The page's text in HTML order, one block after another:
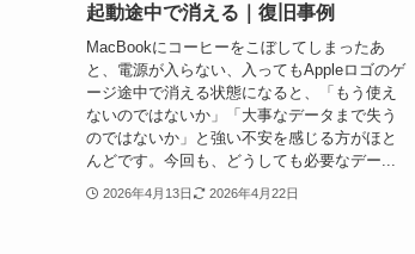
起動途中で消える｜復旧事例
MacBookにコーヒーをこぼしてしまったあ
と、電源が入らない、入ってもAppleロゴのゲ
ージ途中で消える状態になると、「もう使え
ないのではないか」「大事なデータまで失う
のではないか」と強い不安を感じる方がほと
んどです。今回も、どうしても必要なデー...
2026年4月13日 2026年4月22日